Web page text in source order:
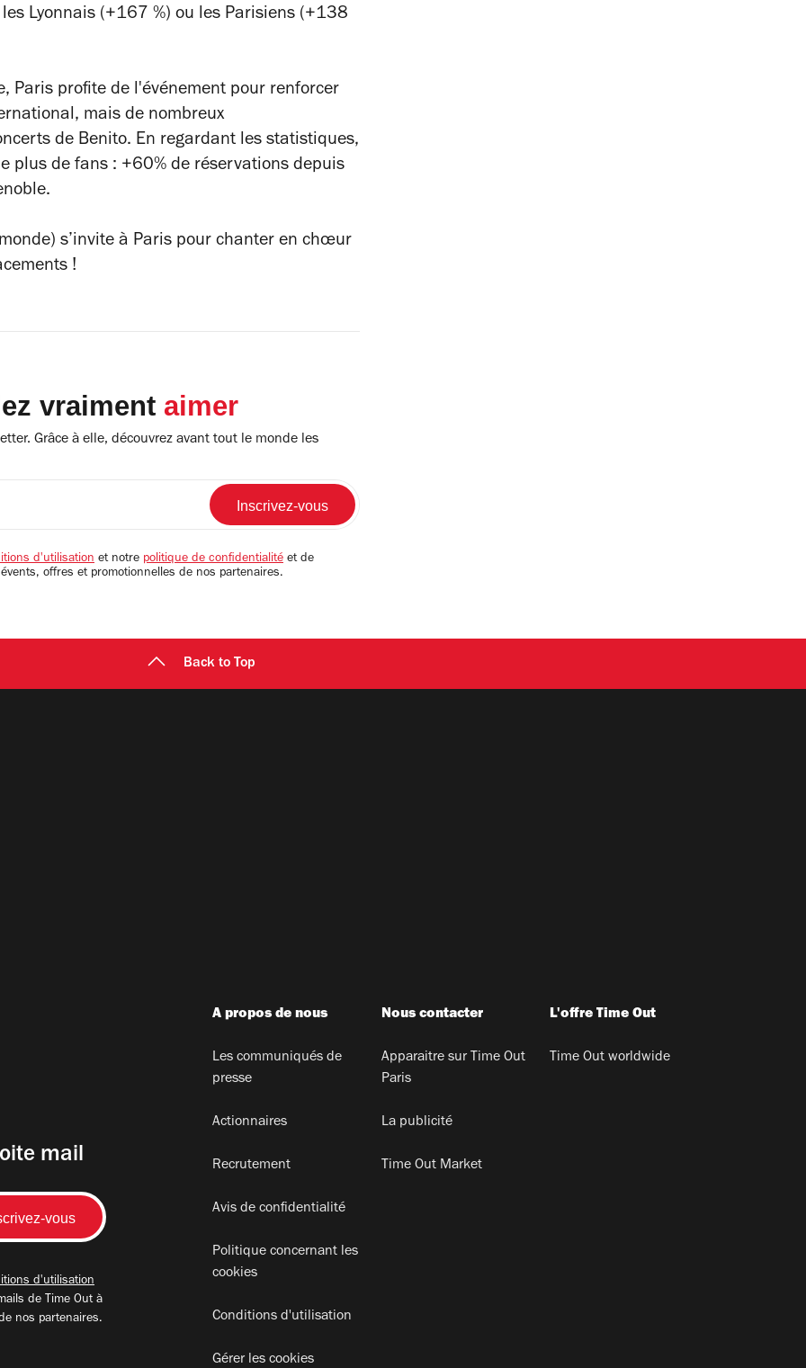
Lyonnais (+167 %) ou les Parisiens (+138
Paris profite de l'événement pour renforcer
mais de nombreux
de Benito. En regardant les statistiques,
plus de fans : +60% de réservations depuis
s’invite à Paris pour chanter en chœur
!
vraiment aimer
Grâce à elle, découvrez avant tout le monde les
d'utilisation et notre politique de confidentialité et de
offres et promotionnelles de nos partenaires.
Back to Top
mail
d'utilisation
de Time Out à
nos partenaires.
A propos de nous
Les communiqués de
presse
Actionnaires
Recrutement
Avis de confidentialité
Politique concernant les
cookies
Conditions d'utilisation
Gérer les cookies
Nous contacter
Apparaitre sur Time Out
Paris
La publicité
Time Out Market
L'offre Time Out
Time Out worldwide